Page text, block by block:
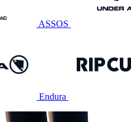
ASSOS
Endura